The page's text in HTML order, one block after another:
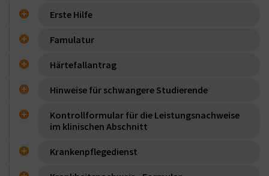
Erste Hilfe
Famulatur
Härtefallantrag
Hinweise für schwangere Studierende
Kontrollformular für die Leistungsnachweise
im klinischen Abschnitt
Krankenpflegedienst